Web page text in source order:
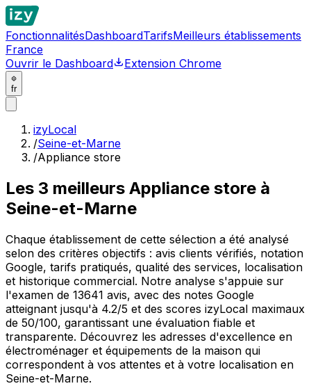
FonctionnalitésDashboardTarifsMeilleurs établissements
France
Ouvrir le Dashboard
Extension Chrome
fr
izyLocal
/Seine-et-Marne
/Appliance store
Les 3 meilleurs Appliance store à
Seine-et-Marne
Chaque établissement de cette sélection a été analysé
selon des critères objectifs : avis clients vérifiés, notation
Google, tarifs pratiqués, qualité des services, localisation
et historique commercial. Notre analyse s'appuie sur
l'examen de 13641 avis, avec des notes Google
atteignant jusqu'à 4.2/5 et des scores izyLocal maximaux
de 50/100, garantissant une évaluation fiable et
transparente. Découvrez les adresses d'excellence en
électroménager et équipements de la maison qui
correspondent à vos attentes et à votre localisation en
Seine-et-Marne.